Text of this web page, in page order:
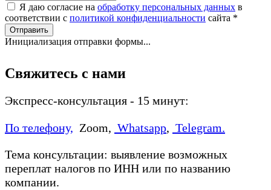
Я даю согласие на обработку персональных данных в
соответствии с политикой конфиденциальности сайта *
Отправить
Инициализация отправки формы...
Свяжитесь с нами
Экспресс-консультация - 15 минут:
По телефону, Zoom, Whatsapp, Telegram.
Тема консультации: выявление возможных
переплат налогов по ИНН или по названию
компании.